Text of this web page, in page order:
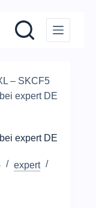
– SKCF5
expert DE
expert DE
expert